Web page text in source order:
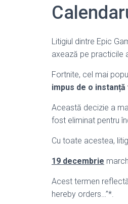
Litigiul dintre Epic
axează pe practicile
Fortnite, cel mai
impus de o
Această decizie a
fost eliminat pentru
Cu toate acestea,
19 decembrie
Acest termen
hereby orders…”*.